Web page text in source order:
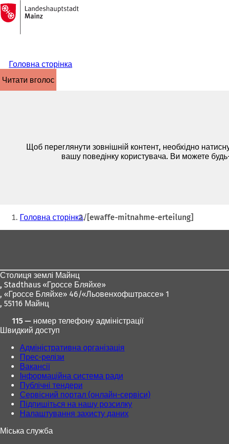
Перейти до змісту
На
головну
сторінку
Головна сторінка
читати вголос
Щоб переглянути зовнішній контент, необхідно
вашу поведінку користувача. Ви можете
Ти
тут:
Головна сторінка [ewaffe-mitnahme-erteilung]
Столиця землі Майнц
, Stadthaus «Гроссе Бляйхе»
, «Гроссе Бляйхе» 46/«Льовенхофштрассе» 1
, 55116 Майнц
115 — номер телефону адміністрації
Швидкий доступ
Адміністративна організація
Прес-релізи
Вакансії
Інформаційна система ради
Публічні тендери
Сервісний портал (онлайн-сервіси)
Підпишіться на нашу розсилку
Налаштування захисту даних
Міська служба